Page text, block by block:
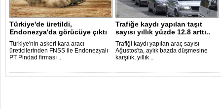
Türkiye'de üretildi,
Endonezya'da görücüye çıktı
Türkiye'nin askeri kara aracı
üreticilerinden FNSS ile Endonezyalı
PT Pindad firması ..
Trafiğe kaydı yapılan taşıt
sayısı yıllık yüzde 12.8 arttı..
Trafiği kaydı yapılan araç sayısı
Ağustos'ta, aylık bazda düşmesine
karşılık, yıllık ..